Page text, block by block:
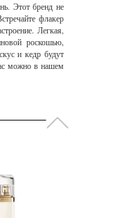
Этот бренд не
флакер
Легкая,
роскошью,
и кедр будут
можно в нашем